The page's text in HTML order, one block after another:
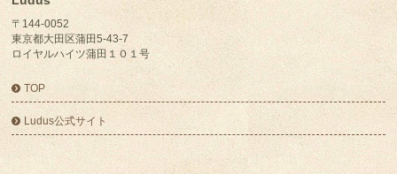
〒144-0052
東京都大田区蒲田5-43-7
ロイヤルハイツ蒲田１０１号
TOP
Ludus公式サイト